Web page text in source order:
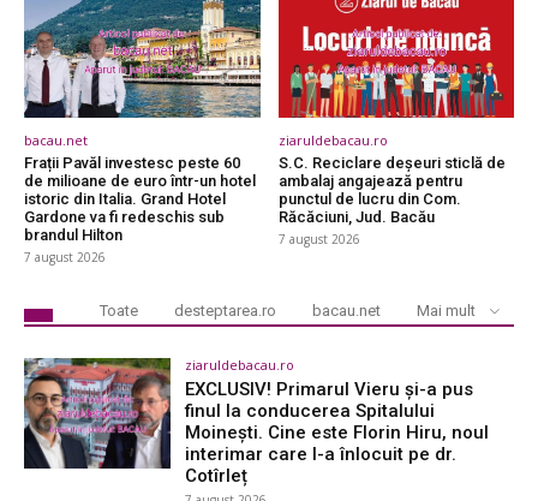
bacau.net
Frații Pavăl investesc peste 60
de milioane de euro într-un hotel
istoric din Italia. Grand Hotel
Gardone va fi redeschis sub
brandul Hilton
7 august 2026
ziaruldebacau.ro
S.C. Reciclare deşeuri sticlă de
ambalaj angajează pentru
punctul de lucru din Com.
Răcăciuni, Jud. Bacău
7 august 2026
Toate desteptarea.ro bacau.net Mai mult
ziaruldebacau.ro
EXCLUSIV! Primarul Vieru și-a pus
finul la conducerea Spitalului
Moinești. Cine este Florin Hiru, noul
interimar care l-a înlocuit pe dr.
Cotîrleț